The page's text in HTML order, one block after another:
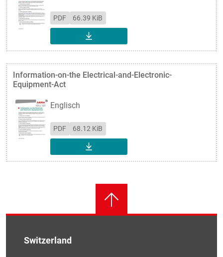
PDF 66.39 KiB
DOWNLOAD
Information-on-the Electrical-and-Electronic-
Equipment-Act
Englisch
PDF 68.12 KiB
DOWNLOAD
Switzerland